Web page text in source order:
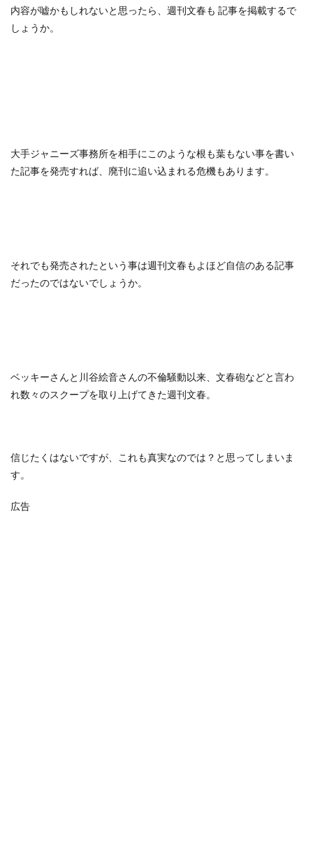
内容が嘘かもしれないと思ったら、週刊文春も 記事を掲載するで
しょうか。
大手ジャニーズ事務所を相手にこのような根も葉もない事を書い
た記事を発売すれば、廃刊に追い込まれる危機もあります。
それでも発売されたという事は週刊文春もよほど自信のある記事
だったのではないでしょうか。
ベッキーさんと川谷絵音さんの不倫騒動以来、文春砲などと言わ
れ数々のスクープを取り上げてきた週刊文春。
信じたくはないですが、これも真実なのでは？と思ってしまいま
す。
広告